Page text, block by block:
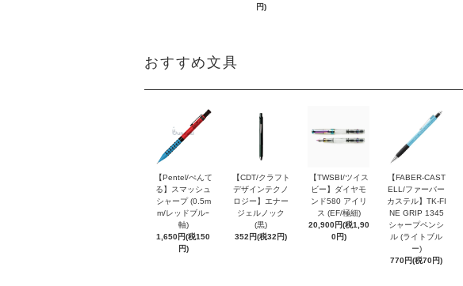
円)
おすすめ文具
【Pentel/ぺんて
る】スマッシュ
シャープ (0.5m
m/レッドブルｰ
軸)
1,650円(税150
円)
【CDT/クラフト
デザインテクノ
ロジー】エナー
ジェルノック
(黒)
352円(税32円)
【TWSBI/ツイス
ビー】ダイヤモ
ンド580 アイリ
ス (EF/極細)
20,900円(税1,90
0円)
【FABER-CAST
ELL/ファーバー
カステル】TK-FI
NE GRIP 1345
シャープペンシ
ル (ライトブル
ー)
770円(税70円)